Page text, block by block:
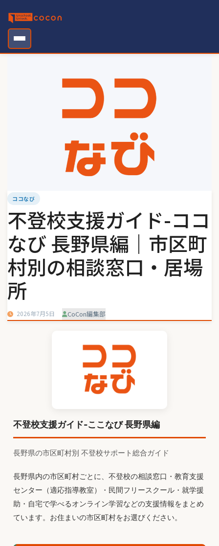
content
ココなび
不登校支援ガイド-ココ
なび 長野県編｜市区町
村別の相談窓口・居場
所
2026年7月5日 CoCon編集部
不登校支援ガイド-ここなび 長野県編
長野県の市区町村別 不登校サポート総合ガイド
長野県内の市区町村ごとに、不登校の相談窓口・教育支援
センター（適応指導教室）・民間フリースクール・就学援
助・自宅で学べるオンライン学習などの支援情報をまとめ
ています。お住まいの市区町村をお選びください。